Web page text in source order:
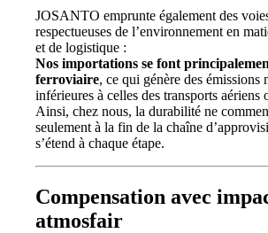
JOSANTO emprunte également des
respectueuses de l’environnement en
et de logistique :
Nos importations se font
ferroviaire, ce qui génère des émissions
inférieures à celles des transports aériens
Ainsi, chez nous, la durabilité ne
seulement à la fin de la chaîne
s’étend à chaque étape.
Compensation avec
atmosfair